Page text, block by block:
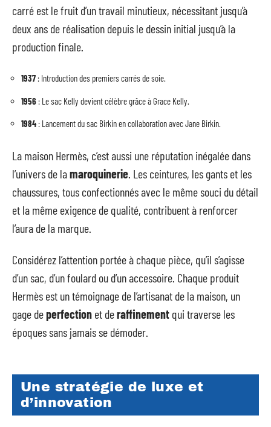
carré est le fruit d’un travail minutieux, nécessitant jusqu’à
deux ans de réalisation depuis le dessin initial jusqu’à la
production finale.
1937 : Introduction des premiers carrés de soie.
1956 : Le sac Kelly devient célèbre grâce à Grace Kelly.
1984 : Lancement du sac Birkin en collaboration avec Jane Birkin.
La maison Hermès, c’est aussi une réputation inégalée dans
l’univers de lamaroquinerie . Les ceintures, les gants et les
chaussures, tous confectionnés avec le même souci du détail
et la même exigence de qualité, contribuent à renforcer
l’aura de la marque.
Considérez l’attention portée à chaque pièce, qu’il s’agisse
d’un sac, d’un foulard ou d’un accessoire. Chaque produit
Hermès est un témoignage de l’artisanat de la maison, un
gage deperfection et deraffinement qui traverse les
époques sans jamais se démoder.
Une stratégie de luxe et
d’innovation